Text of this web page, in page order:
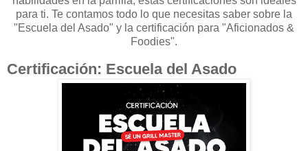
para ti. Te contamos todo lo que necesitas saber sobre la
"Escuela del Asado" y la certificación para "Aficionados &
Foodies".
Certificación: Escuela del Asado